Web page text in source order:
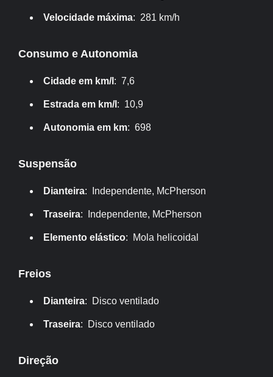
Velocidade máxima: 281 km/h
Consumo e Autonomia
Cidade em km/l : 7,6
Estrada em km/l : 10,9
Autonomia em km: 698
Suspensão
Dianteira: Independente, McPherson
Traseira: Independente, McPherson
Elemento elástico: Mola helicoidal
Freios
Dianteira: Disco ventilado
Traseira: Disco ventilado
Direção